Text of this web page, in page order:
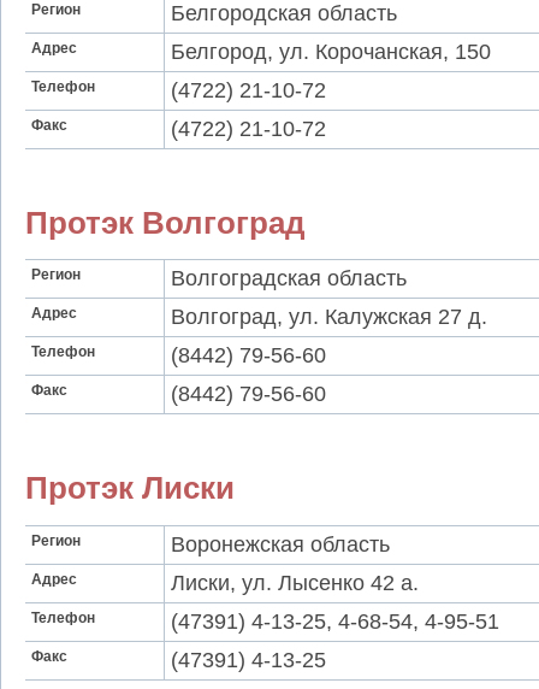
Регион Белгородская область
Адрес Белгород, ул. Корочанская, 150
Телефон (4722) 21-10-72
Факс (4722) 21-10-72
Протэк Волгоград
Регион Волгоградская область
Адрес Волгоград, ул. Калужская 27 д.
Телефон (8442) 79-56-60
Факс (8442) 79-56-60
Протэк Лиски
Регион Воронежская область
Адрес Лиски, ул. Лысенко 42 а.
Телефон (47391) 4-13-25, 4-68-54, 4-95-51
Факс (47391) 4-13-25